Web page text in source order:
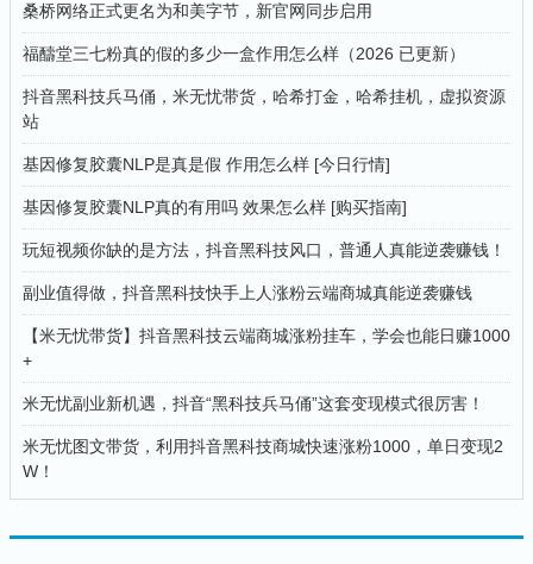
桑桥网络正式更名为和美字节，新官网同步启用
福醻堂三七粉真的假的多少一盒作用怎么样（2026 已更新）
抖音黑科技兵马俑，米无忧带货，哈希打金，哈希挂机，虚拟资源
站
基因修复胶囊NLP是真是假 作用怎么样 [今日行情]
基因修复胶囊NLP真的有用吗 效果怎么样 [购买指南]
玩短视频你缺的是方法，抖音黑科技风口，普通人真能逆袭赚钱！
副业值得做，抖音黑科技快手上人涨粉云端商城真能逆袭赚钱
【米无忧带货】抖音黑科技云端商城涨粉挂车，学会也能日赚1000
+
米无忧副业新机遇，抖音“黑科技兵马俑”这套变现模式很厉害！
米无忧图文带货，利用抖音黑科技商城快速涨粉1000，单日变现2
W！